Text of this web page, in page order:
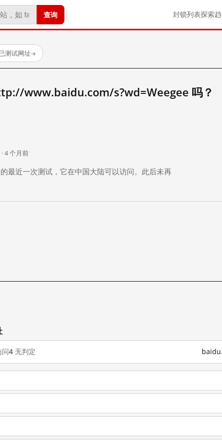
查询 封锁列表探索
测试网址→
www.baidu.com/s?wd=Weegee 吗？
4 个月前
最近一次测试，它在中国大陆可以访问。此后未再
问4 无判定